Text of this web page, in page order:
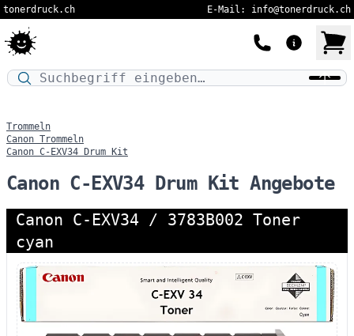
tonerdruck.ch E-Mail: info@tonerdruck.ch
Druckermodell oder Produktnamen eingeben…
Trommeln
Canon Trommeln
Canon C-EXV34 Drum Kit
Canon C-EXV34 Drum Kit Angebote
Canon C-EXV34 / 3783B002 Toner
cyan